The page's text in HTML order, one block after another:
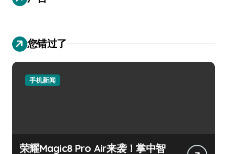
您错过了
手机新闻
荣耀Magic8 Pro Air来袭！掌中智